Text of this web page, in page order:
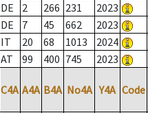
DE 2 266 231 2023
DE 7 45 662 2023
IT 20 68 1013 2024
AT 99 400 745 2023
C4A A4A B4A No4A Y4A Code